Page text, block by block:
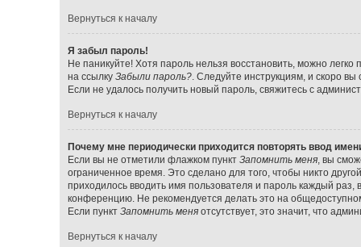
Вернуться к началу
Я забыл пароль!
Не паникуйте! Хотя пароль нельзя восстановить, можно
на ссылку Забыли пароль?. Следуйте инструкциям, и скоро
Если не удалось получить новый пароль, свяжитесь с
Вернуться к началу
Почему мне периодически приходится повторять ввод
Если вы не отметили флажком пункт Запомнить меня, вы
ограниченное время. Это сделано для того, чтобы никто
приходилось вводить имя пользователя и пароль каждый
конференцию. Не рекомендуется делать это на
Если пункт Запомнить меняотсутствует, это значит, что
Вернуться к началу